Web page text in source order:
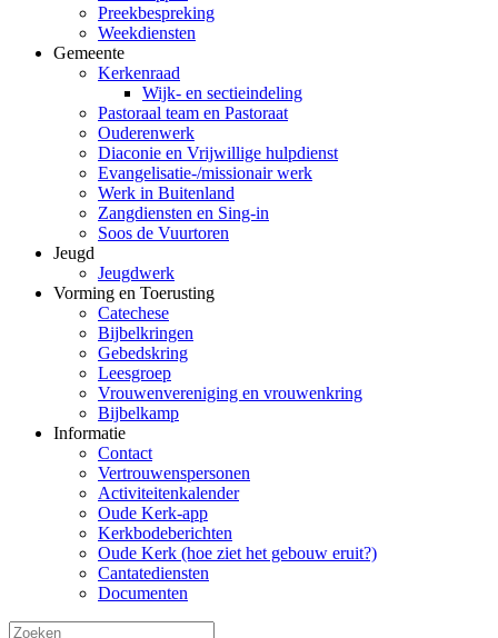
Preekbespreking
Weekdiensten
Gemeente
Kerkenraad
Wijk- en sectieindeling
Pastoraal team en Pastoraat
Ouderenwerk
Diaconie en Vrijwillige hulpdienst
Evangelisatie-/missionair werk
Werk in Buitenland
Zangdiensten en Sing-in
Soos de Vuurtoren
Jeugd
Jeugdwerk
Vorming en Toerusting
Catechese
Bijbelkringen
Gebedskring
Leesgroep
Vrouwenvereniging en vrouwenkring
Bijbelkamp
Informatie
Contact
Vertrouwenspersonen
Activiteitenkalender
Oude Kerk-app
Kerkbodeberichten
Oude Kerk (hoe ziet het gebouw eruit?)
Cantatediensten
Documenten